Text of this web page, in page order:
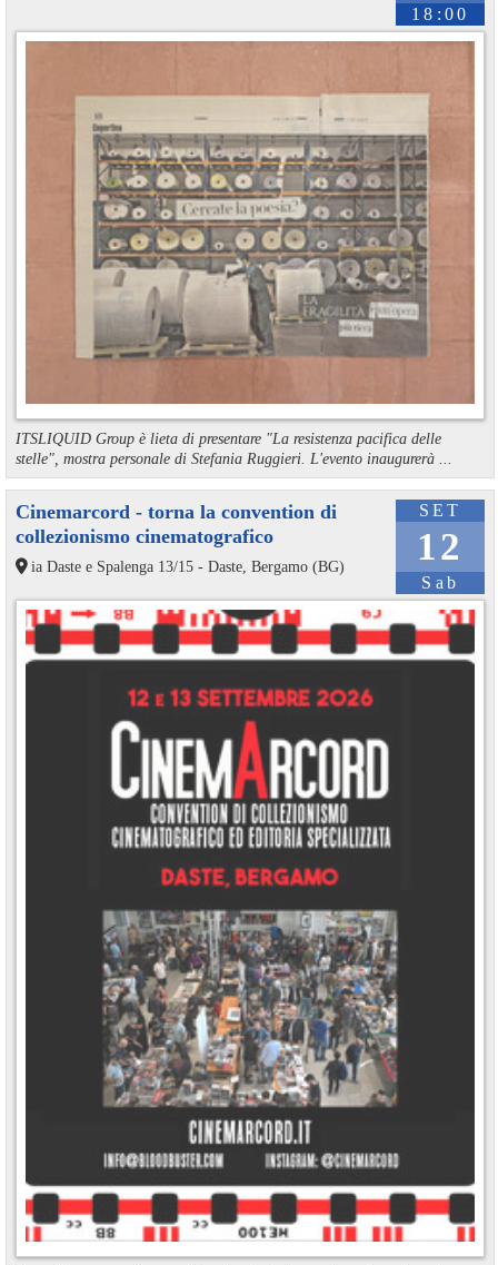
18:00
ITSLIQUID Group è lieta di presentare "La resistenza pacifica delle
stelle", mostra personale di Stefania Ruggieri. L'evento inaugurerà ...
SET
12
Sab
Cinemarcord - torna la convention di
collezionismo cinematografico
ia Daste e Spalenga 13/15 - Daste, Bergamo (BG)